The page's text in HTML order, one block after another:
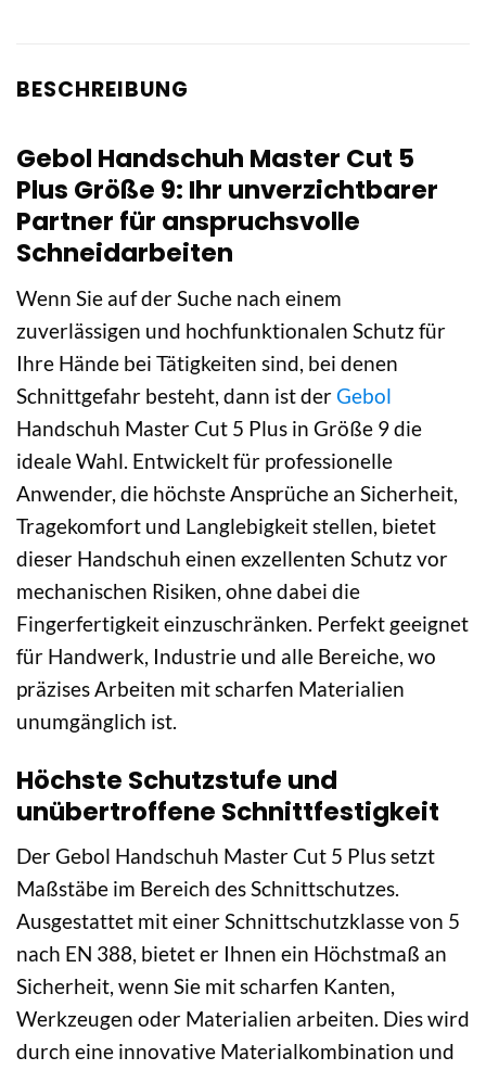
BESCHREIBUNG
Gebol Handschuh Master Cut 5
Plus Größe 9: Ihr unverzichtbarer
Partner für anspruchsvolle
Schneidarbeiten
Wenn Sie auf der Suche nach einem
zuverlässigen und hochfunktionalen Schutz für
Ihre Hände bei Tätigkeiten sind, bei denen
Schnittgefahr besteht, dann ist derGebol
Handschuh Master Cut 5 Plus in Größe 9 die
ideale Wahl. Entwickelt für professionelle
Anwender, die höchste Ansprüche an Sicherheit,
Tragekomfort und Langlebigkeit stellen, bietet
dieser Handschuh einen exzellenten Schutz vor
mechanischen Risiken, ohne dabei die
Fingerfertigkeit einzuschränken. Perfekt geeignet
für Handwerk, Industrie und alle Bereiche, wo
präzises Arbeiten mit scharfen Materialien
unumgänglich ist.
Höchste Schutzstufe und
unübertroffene Schnittfestigkeit
Der Gebol Handschuh Master Cut 5 Plus setzt
Maßstäbe im Bereich des Schnittschutzes.
Ausgestattet mit einer Schnittschutzklasse von 5
nach EN 388, bietet er Ihnen ein Höchstmaß an
Sicherheit, wenn Sie mit scharfen Kanten,
Werkzeugen oder Materialien arbeiten. Dies wird
durch eine innovative Materialkombination und